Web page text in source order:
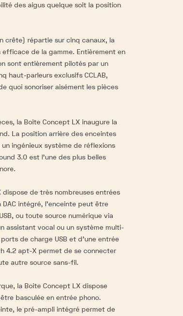
des aigus quelque soit la position
crête) répartie sur cinq canaux, la
de la gamme. Entièrement en
sont entièrement pilotés par un
haut-parleurs exclusifs CCLAB,
quoi sonoriser aisément les pièces
la Boite Concept LX inaugure la
La position arrière des enceintes
ingénieux système de réflexions
3.0 est l'une des plus belles
de très nombreuses entrées
DAC intégré, l'enceinte peut être
ou toute source numérique via
assistant vocal ou un système multi-
de charge USB et d'une entrée
4.2 apt-X permet de se connecter
autre source sans-fil.
la Boite Concept LX dispose
basculée en entrée phono.
le pré-ampli intégré permet de